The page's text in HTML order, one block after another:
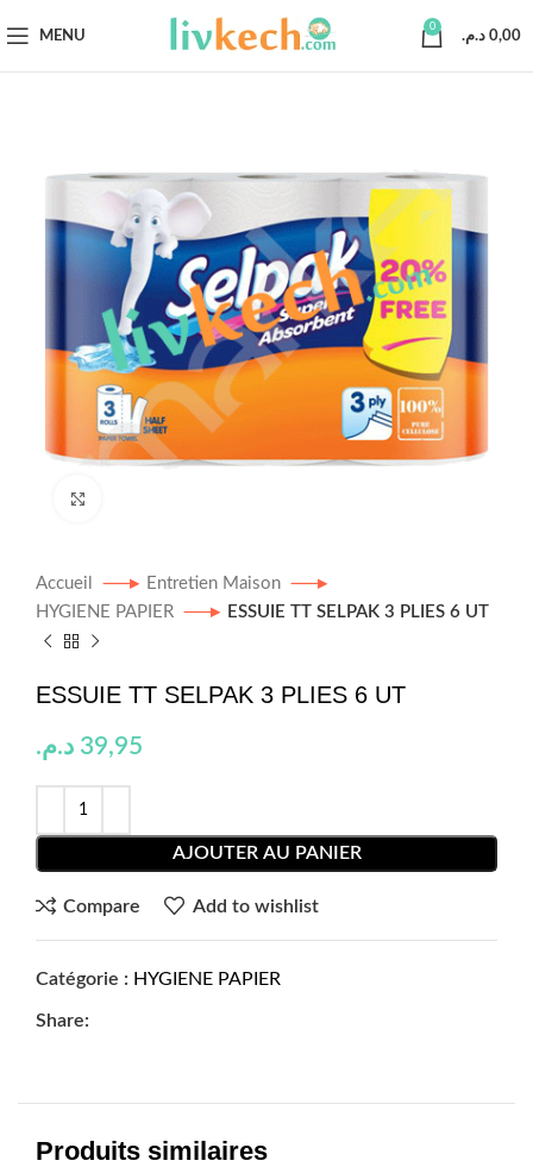
MENU
0
0,00 د.م.
Accueil
Entretien Maison
HYGIENE PAPIER
ESSUIE TT SELPAK 3 PLIES 6 UT
ESSUIE TT SELPAK 3 PLIES 6 UT
39,95 د.م.
AJOUTER AU PANIER
Compare Add to wishlist
Catégorie : HYGIENE PAPIER
Share:
Produits similaires